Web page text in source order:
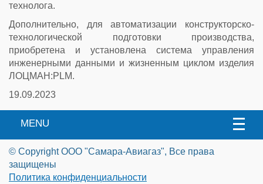
технолога.
Дополнительно, для автоматизации конструкторско-
технологической подготовки производства,
приобретена и установлена система управления
инженерными данными и жизненным циклом изделия
ЛОЦМАН:PLM.
19.09.2023
MENU
© Copyright ООО "Самара-Авиагаз", Все права
защищены
Политика конфиденциальности